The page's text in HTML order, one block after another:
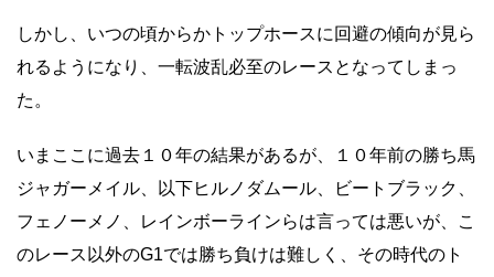
しかし、いつの頃からかトップホースに回避の傾向が見ら
れるようになり、一転波乱必至のレースとなってしまっ
た。
いまここに過去１０年の結果があるが、１０年前の勝ち馬
ジャガーメイル、以下ヒルノダムール、ビートブラック、
フェノーメノ、レインボーラインらは言っては悪いが、こ
のレース以外のG1では勝ち負けは難しく、その時代のト